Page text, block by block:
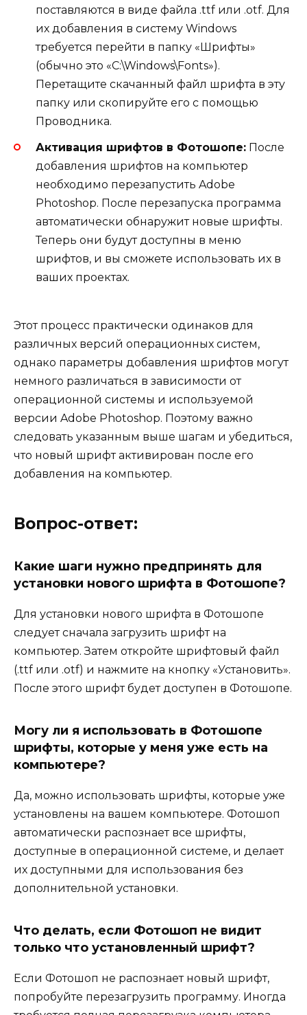
поставляются в виде файла .ttf или .otf. Для
их добавления в систему Windows
требуется перейти в папку «Шрифты»
(обычно это «C:\Windows\Fonts»).
Перетащите скачанный файл шрифта в эту
папку или скопируйте его с помощью
Проводника.
Активация шрифтов в Фотошопе: После
добавления шрифтов на компьютер
необходимо перезапустить Adobe
Photoshop. После перезапуска программа
автоматически обнаружит новые шрифты.
Теперь они будут доступны в меню
шрифтов, и вы сможете использовать их в
ваших проектах.
Этот процесс практически одинаков для
различных версий операционных систем,
однако параметры добавления шрифтов могут
немного различаться в зависимости от
операционной системы и используемой
версии Adobe Photoshop. Поэтому важно
следовать указанным выше шагам и убедиться,
что новый шрифт активирован после его
добавления на компьютер.
Вопрос-ответ:
Какие шаги нужно предпринять для
установки нового шрифта в Фотошопе?
Для установки нового шрифта в Фотошопе
следует сначала загрузить шрифт на
компьютер. Затем откройте шрифтовый файл
(.ttf или .otf) и нажмите на кнопку «Установить».
После этого шрифт будет доступен в Фотошопе.
Могу ли я использовать в Фотошопе
шрифты, которые у меня уже есть на
компьютере?
Да, можно использовать шрифты, которые уже
установлены на вашем компьютере. Фотошоп
автоматически распознает все шрифты,
доступные в операционной системе, и делает
их доступными для использования без
дополнительной установки.
Что делать, если Фотошоп не видит
только что установленный шрифт?
Если Фотошоп не распознает новый шрифт,
попробуйте перезагрузить программу. Иногда